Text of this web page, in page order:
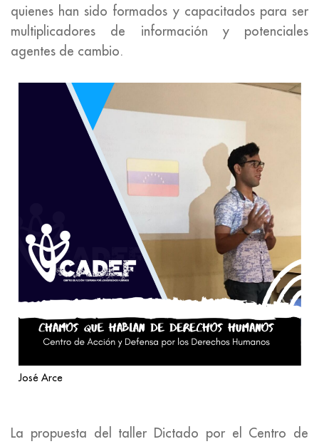
quienes han sido formados y capacitados para ser
multiplicadores de información y potenciales
agentes de cambio.
José Arce
La propuesta del taller Dictado por el Centro de